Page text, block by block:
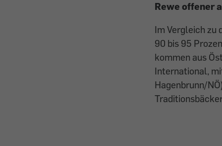
Rewe offener
Im Vergleich zu
90 bis 95
kommen aus
International,
Hagenbrunn/